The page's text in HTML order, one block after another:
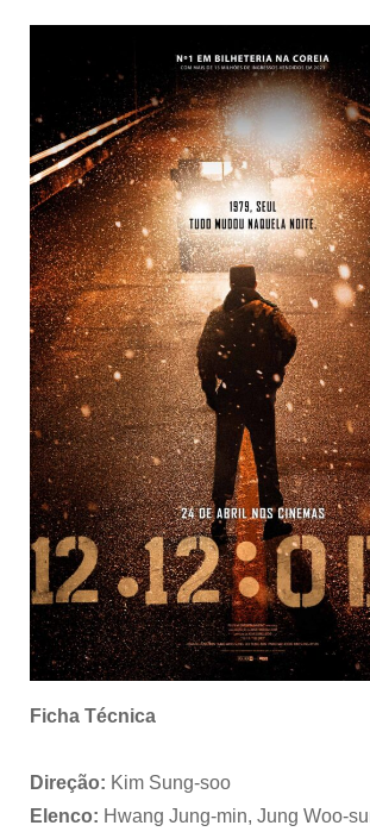
Ficha Técnica
Direção: Kim Sung-soo
Elenco: Hwang Jung-min, Jung Woo-